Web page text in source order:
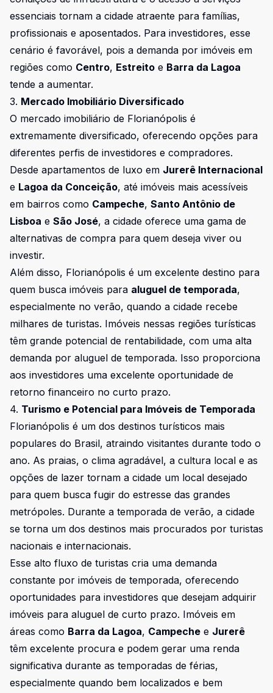
essenciais tornam a cidade atraente para famílias,
profissionais e aposentados. Para investidores, esse
cenário é favorável, pois a demanda por imóveis em
regiões como Centro, Estreito e Barra da Lagoa
tende a aumentar.
3. Mercado Imobiliário Diversificado
O mercado imobiliário de Florianópolis é
extremamente diversificado, oferecendo opções para
diferentes perfis de investidores e compradores.
Desde apartamentos de luxo em Jurerê Internacional
e Lagoa da Conceição, até imóveis mais acessíveis
em bairros como Campeche, Santo Antônio de
Lisboa e São José, a cidade oferece uma gama de
alternativas de compra para quem deseja viver ou
investir.
Além disso, Florianópolis é um excelente destino para
quem busca imóveis para aluguel de temporada,
especialmente no verão, quando a cidade recebe
milhares de turistas. Imóveis nessas regiões turísticas
têm grande potencial de rentabilidade, com uma alta
demanda por aluguel de temporada. Isso proporciona
aos investidores uma excelente oportunidade de
retorno financeiro no curto prazo.
4. Turismo e Potencial para Imóveis de Temporada
Florianópolis é um dos destinos turísticos mais
populares do Brasil, atraindo visitantes durante todo o
ano. As praias, o clima agradável, a cultura local e as
opções de lazer tornam a cidade um local desejado
para quem busca fugir do estresse das grandes
metrópoles. Durante a temporada de verão, a cidade
se torna um dos destinos mais procurados por turistas
nacionais e internacionais.
Esse alto fluxo de turistas cria uma demanda
constante por imóveis de temporada, oferecendo
oportunidades para investidores que desejam adquirir
imóveis para aluguel de curto prazo. Imóveis em
áreas como Barra da Lagoa, Campeche e Jurerê
têm excelente procura e podem gerar uma renda
significativa durante as temporadas de férias,
especialmente quando bem localizados e bem